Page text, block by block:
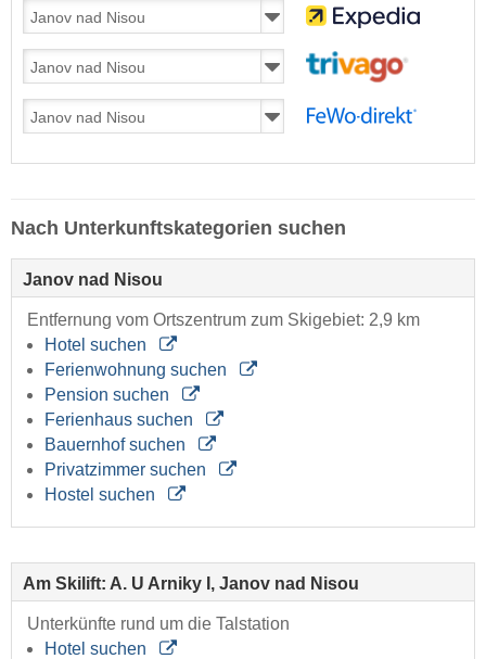
Nach Unterkunftskategorien suchen
Janov nad Nisou
Entfernung vom Ortszentrum zum Skigebiet: 2,9 km
Hotel suchen
Ferienwohnung suchen
Pension suchen
Ferienhaus suchen
Bauernhof suchen
Privatzimmer suchen
Hostel suchen
Am Skilift: A. U Arniky I, Janov nad Nisou
Unterkünfte rund um die Talstation
Hotel suchen